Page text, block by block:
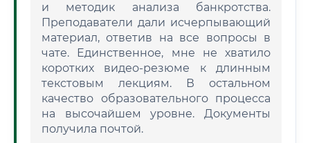
и методик анализа банкротства.
Преподаватели дали исчерпывающий
материал, ответив на все вопросы в
чате. Единственное, мне не хватило
коротких видео-резюме к длинным
текстовым лекциям. В остальном
качество образовательного процесса
на высочайшем уровне. Документы
получила почтой.